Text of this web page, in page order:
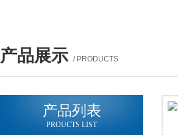
产品展示 / PRODUCTS
产品列表
PROUCTS LIST